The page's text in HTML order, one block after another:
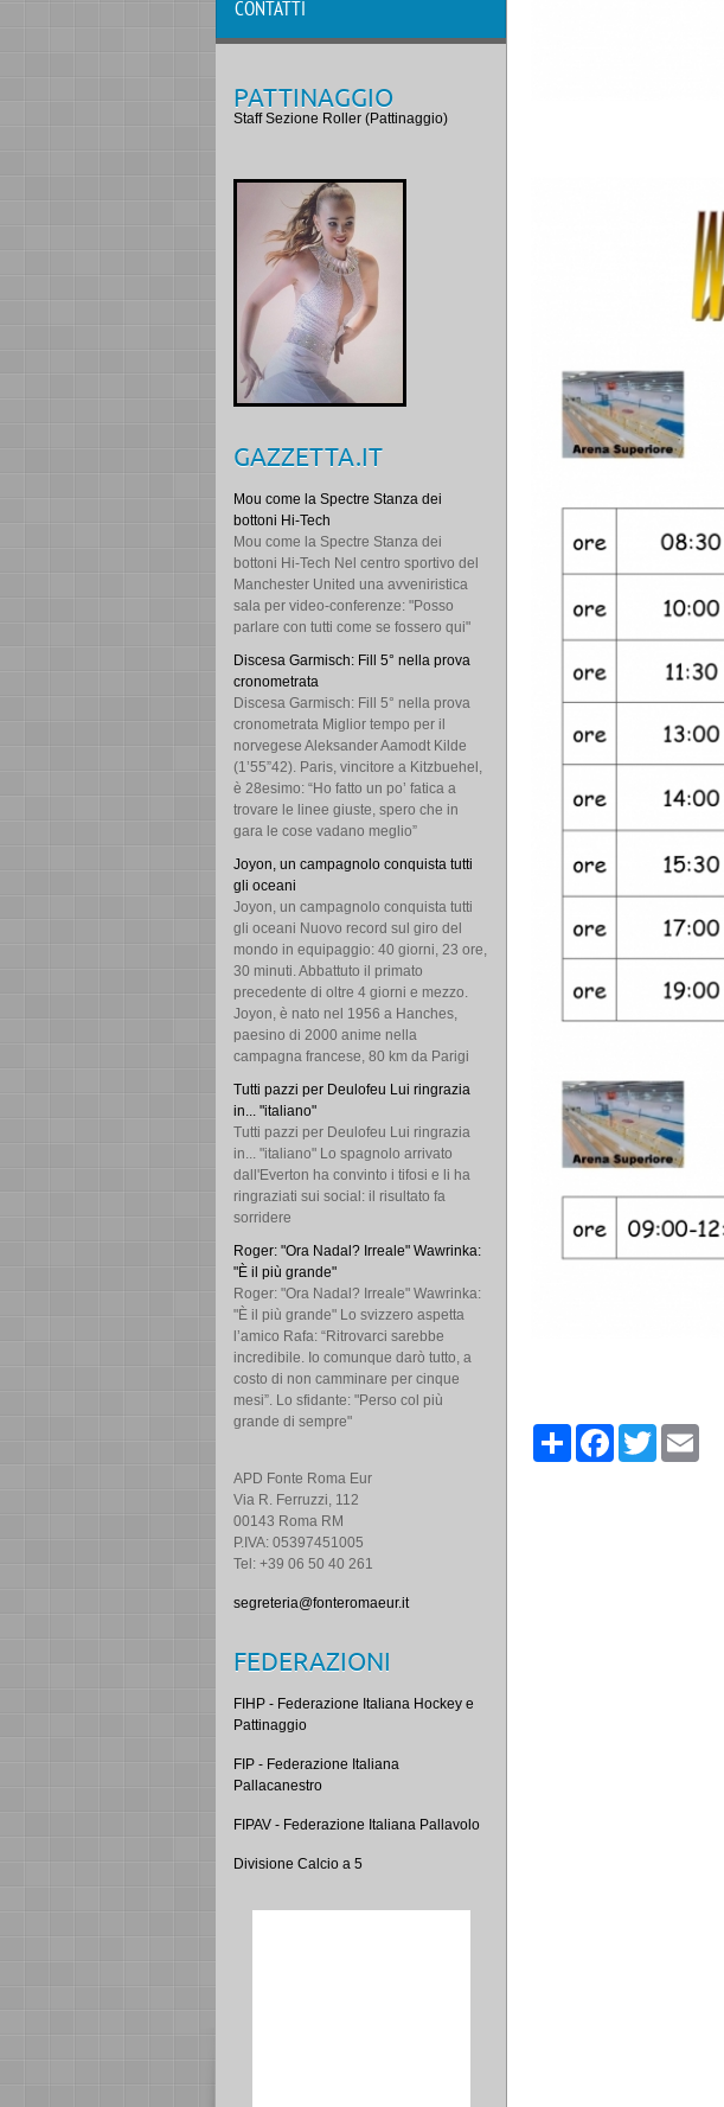
Share FacebookTwitter
CONTATTI
PATTINAGGIO
Staff Sezione Roller (Pattinaggio)
GAZZETTA.IT
Mou come la Spectre Stanza dei
bottoni Hi-Tech
Mou come la Spectre Stanza dei
bottoni Hi-Tech Nel centro sportivo del
Manchester United una avveniristica
sala per video-conferenze: "Posso
parlare con tutti come se fossero qui"
Discesa Garmisch: Fill 5° nella prova
cronometrata
Discesa Garmisch: Fill 5° nella prova
cronometrata Miglior tempo per il
norvegese Aleksander Aamodt Kilde
(1’55”42). Paris, vincitore a Kitzbuehel,
è 28esimo: “Ho fatto un po’ fatica a
trovare le linee giuste, spero che in
gara le cose vadano meglio”
Joyon, un campagnolo conquista tutti
gli oceani
Joyon, un campagnolo conquista tutti
gli oceani Nuovo record sul giro del
mondo in equipaggio: 40 giorni, 23 ore,
30 minuti. Abbattuto il primato
precedente di oltre 4 giorni e mezzo.
Joyon, è nato nel 1956 a Hanches,
paesino di 2000 anime nella
campagna francese, 80 km da Parigi
Tutti pazzi per Deulofeu Lui ringrazia
in... "italiano"
Tutti pazzi per Deulofeu Lui ringrazia
in... "italiano" Lo spagnolo arrivato
dall'Everton ha convinto i tifosi e li ha
ringraziati sui social: il risultato fa
sorridere
Roger: "Ora Nadal? Irreale" Wawrinka:
"È il più grande"
Roger: "Ora Nadal? Irreale" Wawrinka:
"È il più grande" Lo svizzero aspetta
l’amico Rafa: “Ritrovarci sarebbe
incredibile. Io comunque darò tutto, a
costo di non camminare per cinque
mesi”. Lo sfidante: "Perso col più
grande di sempre"
APD Fonte Roma Eur
Via R. Ferruzzi, 112
00143 Roma RM
P.IVA: 05397451005
Tel: +39 06 50 40 261
segreteria@fonteromaeur.it
FEDERAZIONI
FIHP - Federazione Italiana Hockey e
Pattinaggio
FIP - Federazione Italiana
Pallacanestro
FIPAV - Federazione Italiana Pallavolo
Divisione Calcio a 5